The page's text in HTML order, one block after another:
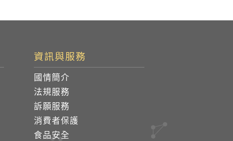
資訊與服務
國情簡介
法規服務
訴願服務
消費者保護
食品安全